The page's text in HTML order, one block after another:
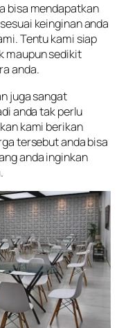
bisa mendapatkan
keinginan anda
Tentu kami siap
maupun sedikit
anda.
juga sangat
anda tak perlu
kami berikan
tersebut anda bisa
anda inginkan